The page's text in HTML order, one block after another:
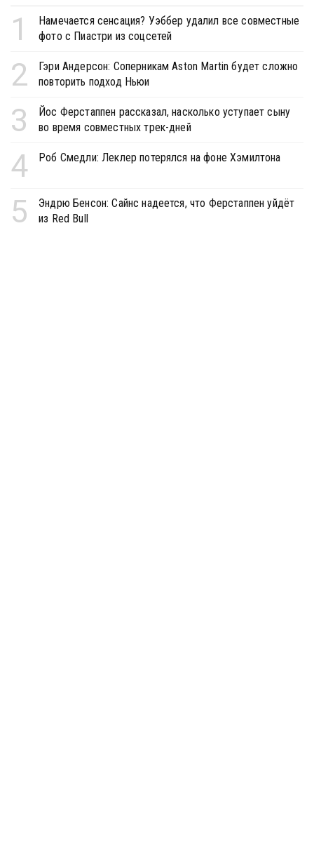
1
Намечается сенсация? Уэббер удалил все совместные
фото с Пиастри из соцсетей
2
Гэри Андерсон: Соперникам Aston Martin будет сложно
повторить подход Ньюи
3
Йос Ферстаппен рассказал, насколько уступает сыну
во время совместных трек-дней
4 Роб Смедли: Леклер потерялся на фоне Хэмилтона
5
Эндрю Бенсон: Сайнс надеется, что Ферстаппен уйдёт
из Red Bull